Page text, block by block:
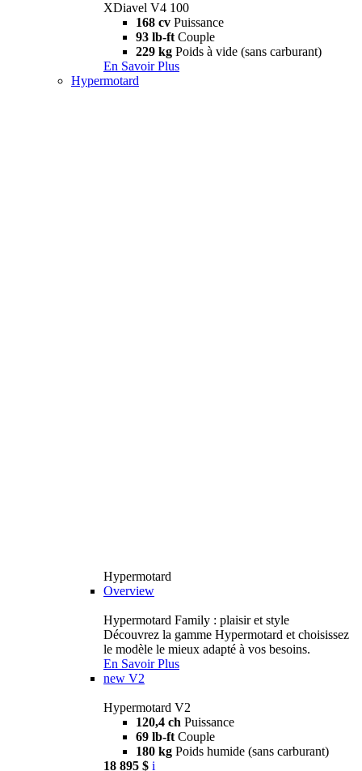
XDiavel V4 100
168 cv Puissance
93 lb-ft Couple
229 kg Poids à vide (sans carburant)
En Savoir Plus
Hypermotard
Hypermotard
Overview
Hypermotard Family : plaisir et style
Découvrez la gamme Hypermotard et choisissez
le modèle le mieux adapté à vos besoins.
En Savoir Plus
new V2
Hypermotard V2
120,4 ch Puissance
69 lb-ft Couple
180 kg Poids humide (sans carburant)
18 895 $ i